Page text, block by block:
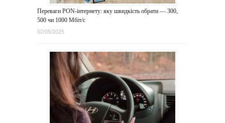
Переваги PON-інтернету: яку швидкість обрати — 300,
500 чи 1000 Мбіт/с
02/05/2025